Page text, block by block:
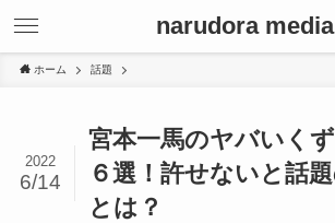
narudora media
ホーム 話題
宮本一馬のヤバいく
６選！許せないと話
とは？
2022
6/14